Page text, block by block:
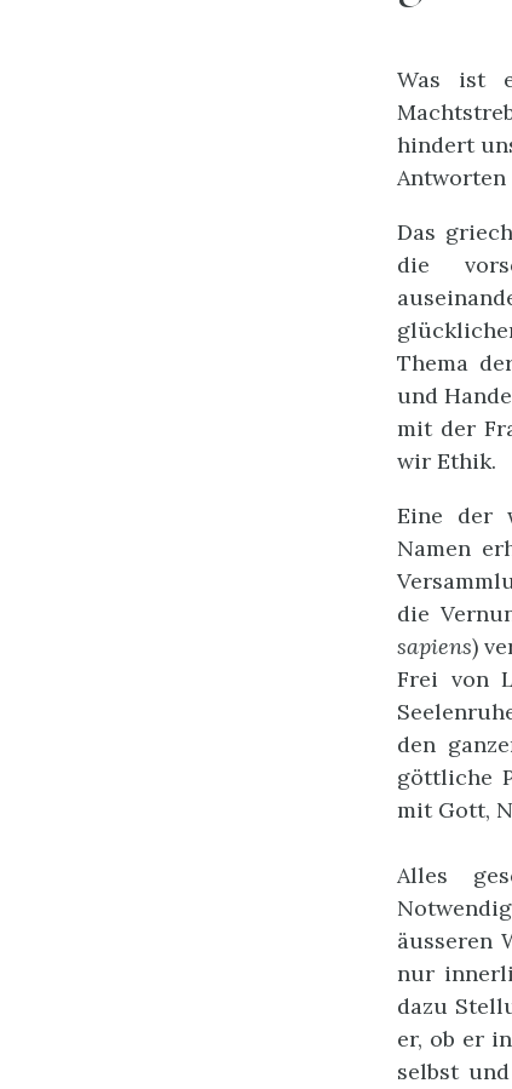
Was ist
hindert
Antworten
Das
die
Thema
und
mit der
wir Ethik.
Eine der
Namen
die
sapiens)
Frei von
den
göttliche
mit Gott,
Alles
äusseren
nur
dazu
er, ob er
selbst